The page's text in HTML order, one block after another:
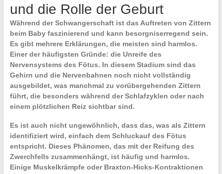
und die Rolle der Geburt
Während der Schwangerschaft ist das Auftreten von Zittern
beim Babyfaszinierend und kann besorgniserregend sein.
Es gibt mehrere Erklärungen, die meisten sind harmlos.
Einer der häufigsten Gründe: die Unreife des
Nervensystems des Fötus. In diesem Stadium sind das
Gehirn und die Nervenbahnen noch nicht vollständig
ausgebildet, was manchmal zu vorübergehenden Zittern
führt, die besonders während der Schlafzyklen oder nach
einem plötzlichen Reiz sichtbar sind.
Es ist auch nicht ungewöhnlich, dass das, was als Zittern
identifiziert wird, einfach dem Schluckauf des Fötus
entspricht. Dieses Phänomen, das mit der Reifung des
Zwerchfells zusammenhängt, ist häufig und harmlos.
Einige Muskelkrämpfeoder Braxton-Hicks-Kontraktionen